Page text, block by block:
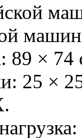
89 × 74
25 ×